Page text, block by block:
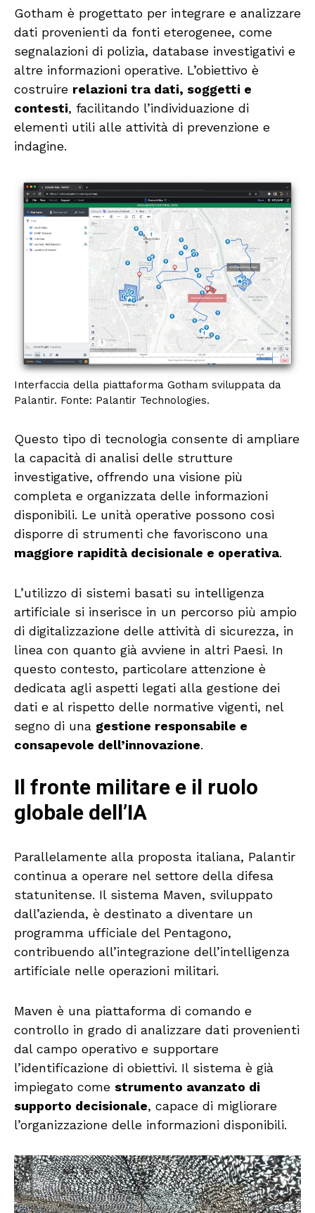
Gotham è progettato per integrare e analizzare
dati provenienti da fonti eterogenee, come
segnalazioni di polizia, database investigativi e
altre informazioni operative. L’obiettivo è
costruire relazioni tra dati, soggetti e
contesti, facilitando l’individuazione di
elementi utili alle attività di prevenzione e
indagine.
Interfaccia della piattaforma Gotham sviluppata da
Palantir. Fonte: Palantir Technologies.
Questo tipo di tecnologia consente di ampliare
la capacità di analisi delle strutture
investigative, offrendo una visione più
completa e organizzata delle informazioni
disponibili. Le unità operative possono così
disporre di strumenti che favoriscono una
maggiore rapidità decisionale e operativa.
L’utilizzo di sistemi basati su intelligenza
artificiale si inserisce in un percorso più ampio
di digitalizzazione delle attività di sicurezza, in
linea con quanto già avviene in altri Paesi. In
questo contesto, particolare attenzione è
dedicata agli aspetti legati alla gestione dei
dati e al rispetto delle normative vigenti, nel
segno di una gestione responsabile e
consapevole dell’innovazione.
Il fronte militare e il ruolo
globale dell’IA
Parallelamente alla proposta italiana, Palantir
continua a operare nel settore della difesa
statunitense. Il sistema Maven, sviluppato
dall’azienda, è destinato a diventare un
programma ufficiale del Pentagono,
contribuendo all’integrazione dell’intelligenza
artificiale nelle operazioni militari.
Maven è una piattaforma di comando e
controllo in grado di analizzare dati provenienti
dal campo operativo e supportare
l’identificazione di obiettivi. Il sistema è già
impiegato come strumento avanzato di
supporto decisionale, capace di migliorare
l’organizzazione delle informazioni disponibili.